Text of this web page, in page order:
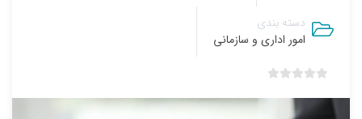
دسته بندی
امور اداری و سازمانی